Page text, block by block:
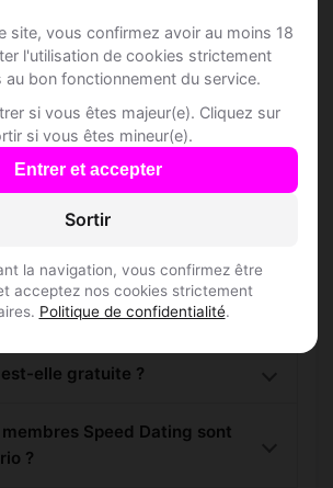
site, vous confirmez avoir au moins 18
l'utilisation de cookies strictement
au bon fonctionnement du service.
si vous êtes majeur(e). Cliquez sur
si vous êtes mineur(e).
Entrer et accepter
Sortir
la navigation, vous confirmez être
acceptez nos cookies strictement
Politique de confidentialité.
gratuitement
fréquentes
Speed Dating à Curio ?
elle gratuite ?
Speed Dating sont
?